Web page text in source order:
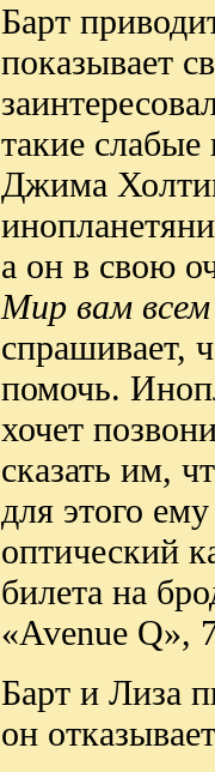
Барт
показывает
такие
Джима
а он в свою
Мир вам всем
спрашивает,
помочь.
хочет
сказать им,
для этого
оптический
билета на
«Avenue Q»,
Барт и Лиза
он